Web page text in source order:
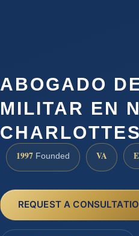
ABOGADO
MILITAR EN
1997 Founded VA
REQUEST A